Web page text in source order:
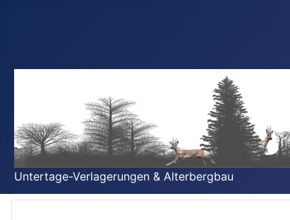
Untertage-Verlagerungen & Alterbergbau